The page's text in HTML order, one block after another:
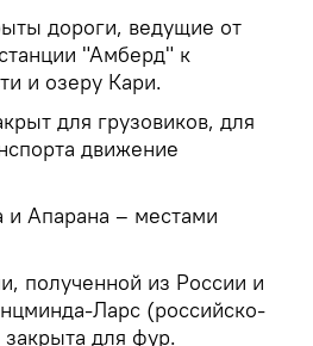
дороги, ведущие от
"Амберд" к
и озеру Кари.
для грузовиков, для
движение
и Апарана – местами
полученной из России и
Ларс (российско-
закрыта для фур.